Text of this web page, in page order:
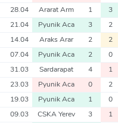
28.04 Ararat Arm 1 3
21.04 Pyunik Aca 3 2
14.04 Araks Arar 2 2
07.04 Pyunik Aca 2 0
31.03 Sardarapat 4 1
23.03 Pyunik Aca 0 2
19.03 Pyunik Aca 1 0
09.03 CSKA Yerev 3 1